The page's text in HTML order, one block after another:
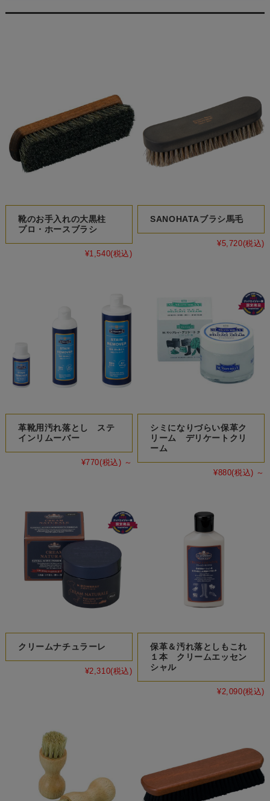
靴のお手入れの大黒柱
プロ・ホースブラシ
¥1,540(税込)
SANOHATAブラシ馬毛
¥5,720(税込)
革靴用汚れ落とし ステ
インリムーバー
¥770(税込) ～
シミになりづらい保革ク
リーム デリケートクリ
ーム
¥880(税込) ～
クリームナチュラーレ
¥2,310(税込)
保革＆汚れ落としもこれ
１本 クリームエッセン
シャル
¥2,090(税込)